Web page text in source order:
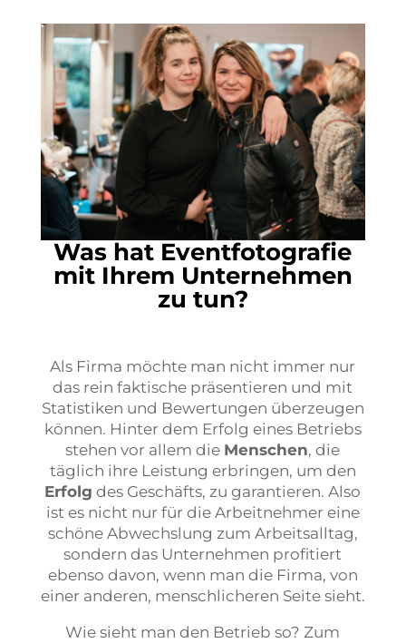
Was hat Eventfotografie
mit Ihrem Unternehmen
zu tun?
Als Firma möchte man nicht immer nur
das rein faktische präsentieren und mit
Statistiken und Bewertungen überzeugen
können. Hinter dem Erfolg eines Betriebs
stehen vor allem die Menschen, die
täglich ihre Leistung erbringen, um den
Erfolg des Geschäfts, zu garantieren. Also
ist es nicht nur für die Arbeitnehmer eine
schöne Abwechslung zum Arbeitsalltag,
sondern das Unternehmen profitiert
ebenso davon, wenn man die Firma, von
einer anderen, menschlicheren Seite sieht.
Wie sieht man den Betrieb so? Zum